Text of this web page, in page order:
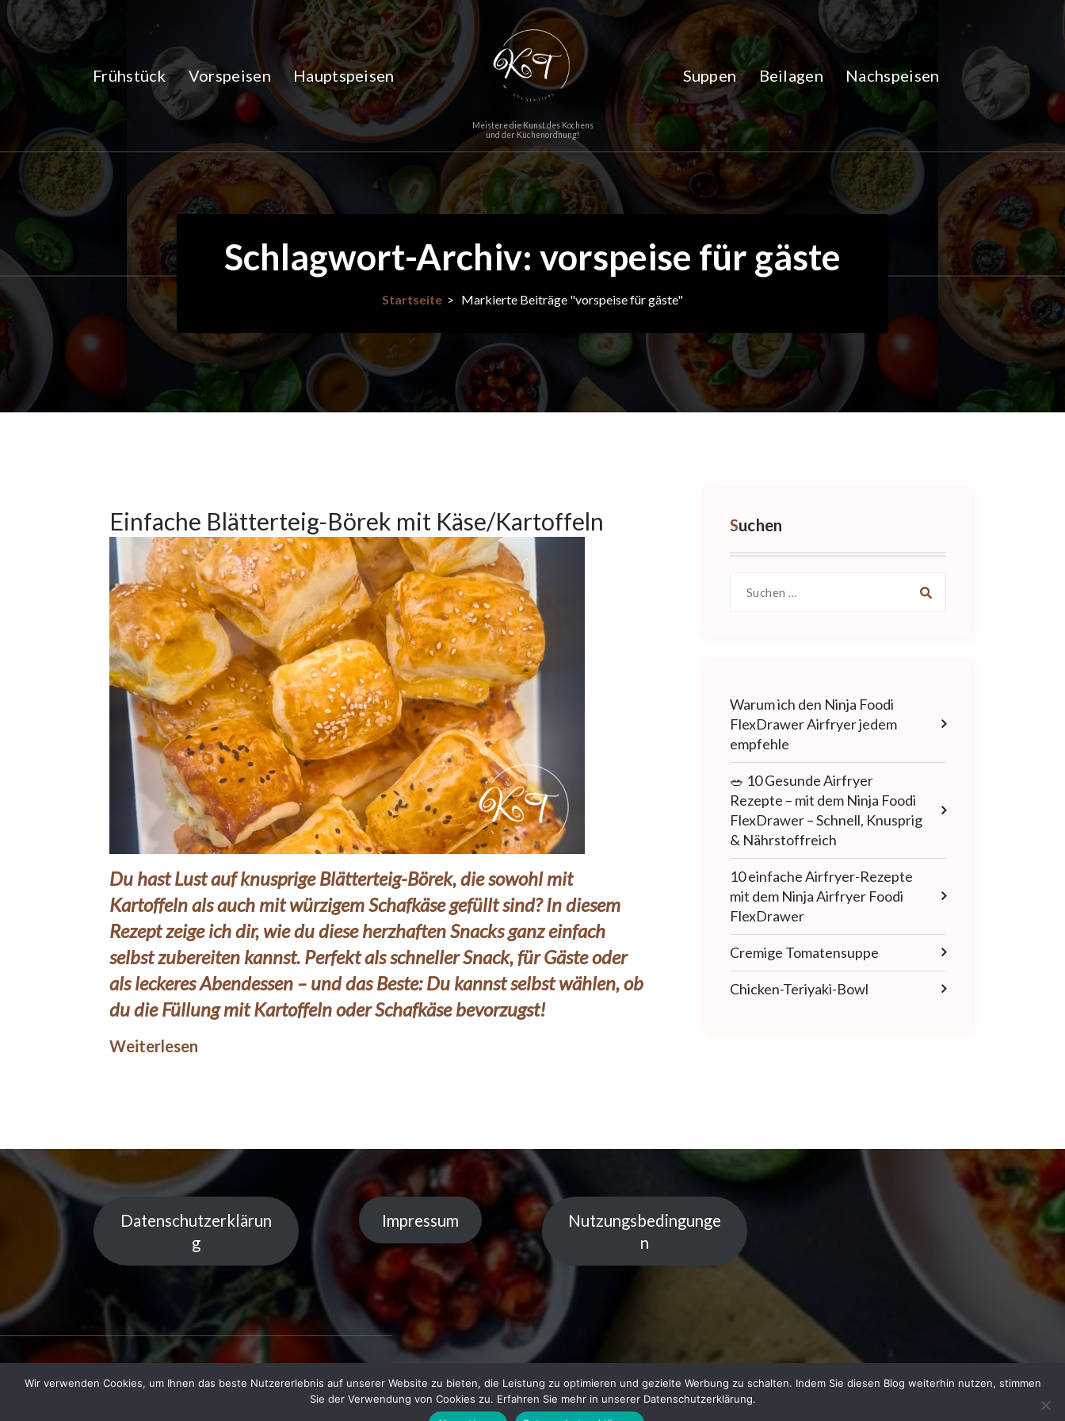
Zum
Inhalt
springen
Frühstück Vorspeisen Hauptspeisen
Meistere die Kunst des Kochens
und der Küchenordnung!
Suppen Beilagen Nachspeisen
Schlagwort-Archiv: vorspeise für gäste
Startseite > Markierte Beiträge "vorspeise für gäste"
2
2024
2Okt.
2024
Frühstück,
Einfache Blätterteig-Börek mit Käse/Kartoffeln
Du hast Lust auf knusprige Blätterteig-Börek, die sowohl mit
Kartoffeln als auch mit würzigem Schafkäse gefüllt sind? In diesem
Rezept zeige ich dir, wie du diese herzhaften Snacks ganz einfach
selbst zubereiten kannst. Perfekt als schneller Snack, für Gäste oder
als leckeres Abendessen – und das Beste: Du kannst selbst wählen, ob
du die Füllung mit Kartoffeln oder Schafkäse bevorzugst!
Weiterlesen
Suchen
nach:
Warum ich den Ninja Foodi
FlexDrawer Airfryer jedem
empfehle
🥗 10 Gesunde Airfryer
Rezepte – mit dem Ninja Foodi
FlexDrawer – Schnell, Knusprig
& Nährstoffreich
10 einfache Airfryer-Rezepte
mit dem Ninja Airfryer Foodi
FlexDrawer
Cremige Tomatensuppe
Chicken-Teriyaki-Bowl
Datenschutzerklärun
g
Impressum
Nutzungsbedingunge
n
Copyright © 2023 Küchentipps | Powered by
Wir verwenden Cookies, um Ihnen das beste Nutzererlebnis auf unserer Website zu bieten, die Leistung zu optimieren und gezielte Werbung zu schalten. Indem Sie diesen Blog weiterhin nutzen, stimmen
Sie der Verwendung von Cookies zu. Erfahren Sie mehr in unserer Datenschutzerklärung.